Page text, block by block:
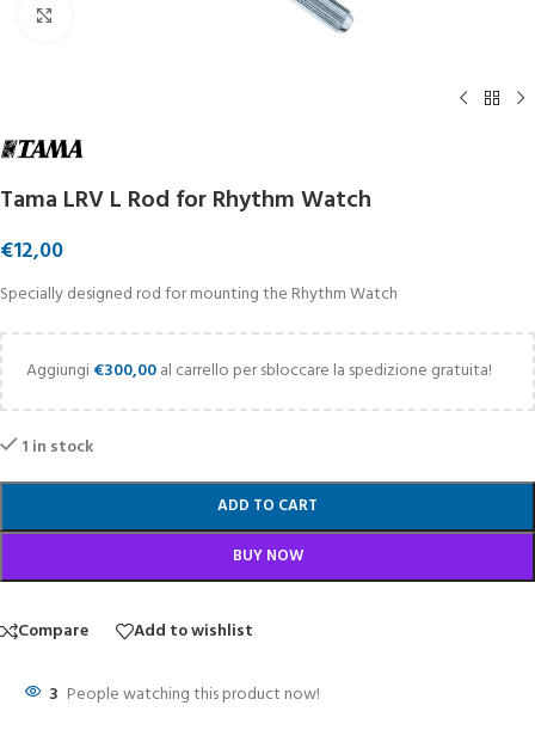
Tama LRV L Rod for Rhythm Watch
€12,00
Specially designed rod for mounting the Rhythm Watch
Aggiungi€300,00al carrello per sbloccare la spedizione gratuita!
1 in stock
ADD TO CART
BUY NOW
Compare Add to wishlist
3 People watching this product now!